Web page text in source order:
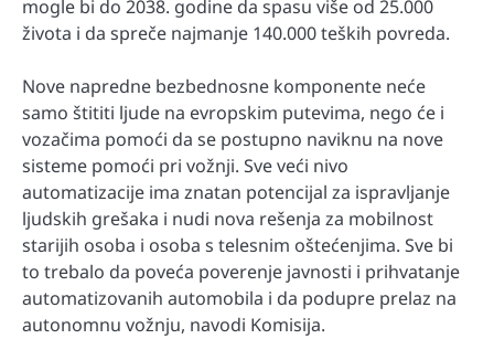
mogle bi do 2038. godine da spasu više od 25.000
života i da spreče najmanje 140.000 teških povreda.
Nove napredne bezbednosne komponente neće
samo štititi ljude na evropskim putevima, nego će i
vozačima pomoći da se postupno naviknu na nove
sisteme pomoći pri vožnji. Sve veći nivo
automatizacije ima znatan potencijal za ispravljanje
ljudskih grešaka i nudi nova rešenja za mobilnost
starijih osoba i osoba s telesnim oštećenjima. Sve bi
to trebalo da poveća poverenje javnosti i prihvatanje
automatizovanih automobila i da podupre prelaz na
autonomnu vožnju, navodi Komisija.